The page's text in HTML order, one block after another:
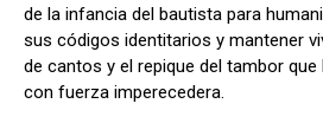
de la infancia del bautista para
sus códigos identitarios y mantener
de cantos y el repique del tambor
con fuerza imperecedera.